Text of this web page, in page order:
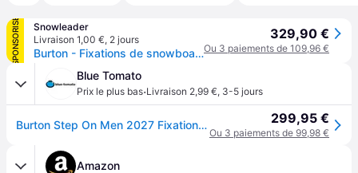
SPONSORISÉ
Snowleader
Livraison 1,00 €, 2 jours
Burton - Fixations de snowboard all mountain - Step On Black pour Homme - Taille 47-48 - Noir
329,90 €
Ou 3 paiements de 109,96 €
Blue Tomato
Prix le plus bas·Livraison 2,99 €, 3-5 jours
Burton Step On Men 2027 Fixations de Snowboard noir - black - XL 299,95 €
Ou 3 paiements de 99,98 €
Amazon